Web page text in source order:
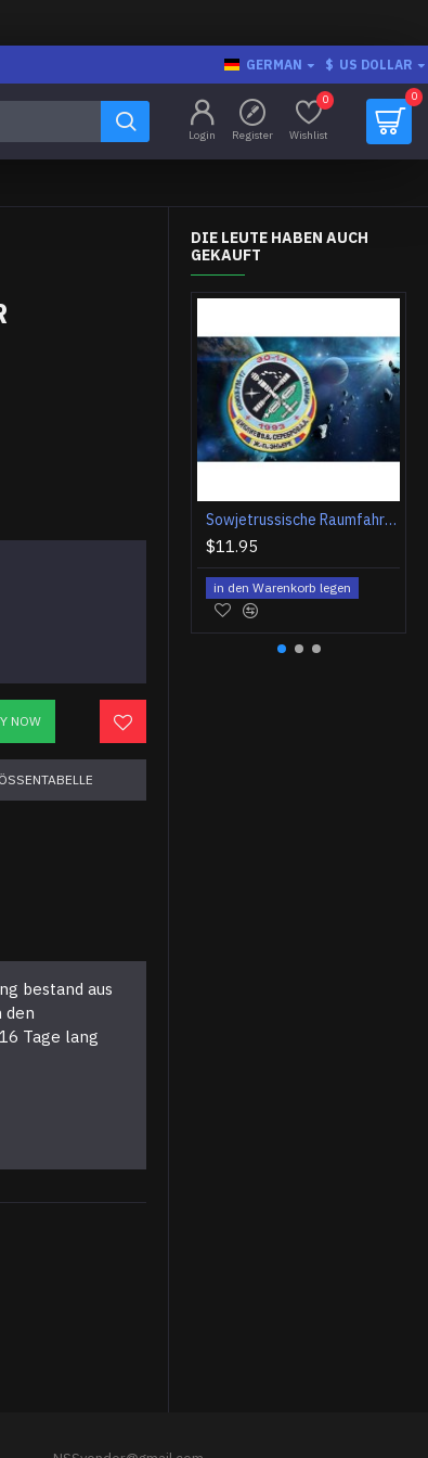
GERMAN $ US DOLLAR
Login Register Wishlist
0 0
NOW
bestand aus
den
Tage lang
DIE LEUTE HABEN AUCH
GEKAUFT
Sowjetrussische Raumfahrtprogramm Ärmel Patch Soyuz TM-17 #2
$11.95
in den Warenkorb legen